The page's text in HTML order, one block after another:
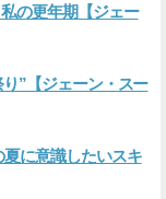
の更年期【ジェー
”【ジェーン・スー
に意識したいスキ